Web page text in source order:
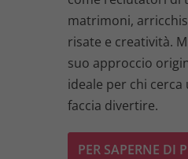
matrimoni,
risate e creatività.
suo approccio
ideale per chi
faccia divertire.
PER SAPERNE DI